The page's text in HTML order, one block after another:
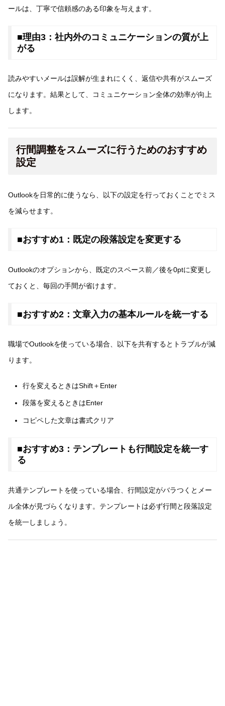
ールは、丁寧で信頼感のある印象を与えます。
■理由3：社内外のコミュニケーションの質が上
がる
読みやすいメールは誤解が生まれにくく、返信や共有がスムーズ
になります。結果として、コミュニケーション全体の効率が向上
します。
行間調整をスムーズに行うためのおすすめ
設定
Outlookを日常的に使うなら、以下の設定を行っておくことでミス
を減らせます。
■おすすめ1：既定の段落設定を変更する
Outlookのオプションから、既定のスペース前／後を0ptに変更し
ておくと、毎回の手間が省けます。
■おすすめ2：文章入力の基本ルールを統一する
職場でOutlookを使っている場合、以下を共有するとトラブルが減
ります。
行を変えるときはShift＋Enter
段落を変えるときはEnter
コピペした文章は書式クリア
■おすすめ3：テンプレートも行間設定を統一す
る
共通テンプレートを使っている場合、行間設定がバラつくとメー
ル全体が見づらくなります。テンプレートは必ず行間と段落設定
を統一しましょう。